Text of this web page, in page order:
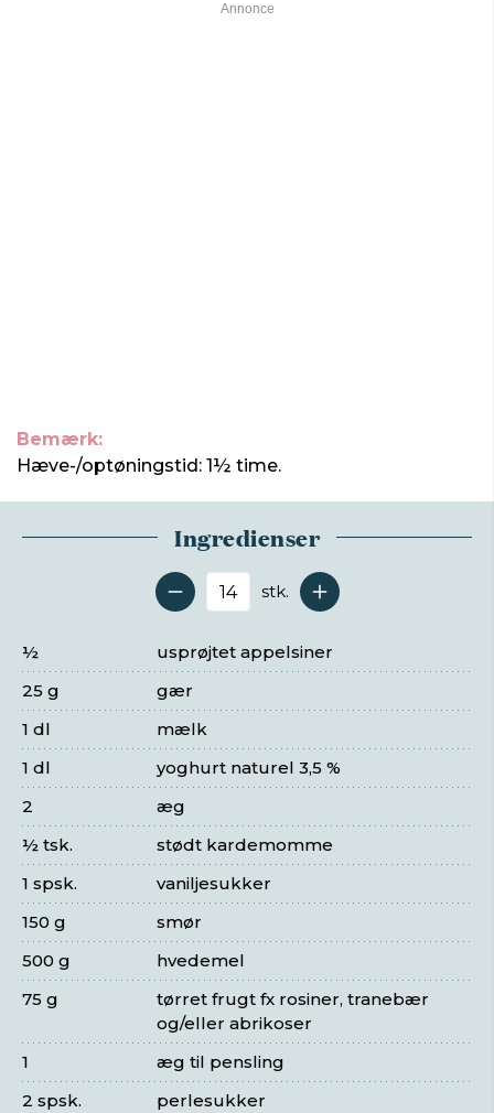
Bemærk:
Hæve-/optøningstid: 1½ time.
Ingredienser
Antal serveringer
stk.
usprøjtet appelsiner
½
gær
25 g
mælk
1 dl
yoghurt naturel 3,5 %
1 dl
æg
2
stødt kardemomme
½ tsk.
vaniljesukker
1 spsk.
smør
150 g
hvedemel
500 g
tørret frugt fx rosiner, tranebær
og/eller abrikoser
75 g
æg til pensling
1
perlesukker
2 spsk.